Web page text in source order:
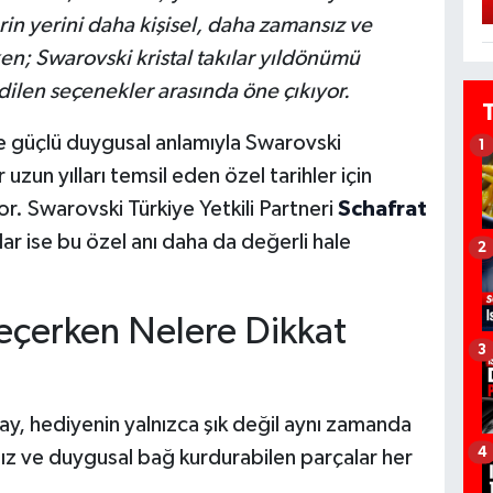
yerini daha kişisel, daha zamansız ve
Swarovski kristal takılar yıldönümü
seçenekler arasında öne çıkıyor.
güçlü duygusal anlamıyla Swarovski
yılları temsil eden özel tarihler için
Swarovski Türkiye Yetkili Partneri Schafrat
ise bu özel anı daha da değerli hale
Nelere Dikkat
hediyenin yalnızca şık değil aynı zamanda
ve duygusal bağ kurdurabilen parçalar her
1
2
3
4